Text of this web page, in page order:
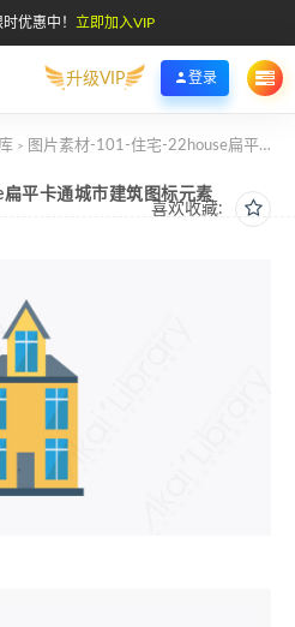
优惠中！ 立即加入VIP
升级VIP 登录
> 图片素材-101-住宅-22house扁平卡通城市建筑图标元素
喜欢收藏:
平卡通城市建筑图标元素